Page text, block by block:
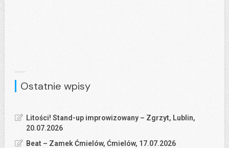
Ostatnie wpisy
Litości! Stand-up improwizowany – Zgrzyt, Lublin,
20.07.2026
Beat – Zamek Ćmielów, Ćmielów, 17.07.2026